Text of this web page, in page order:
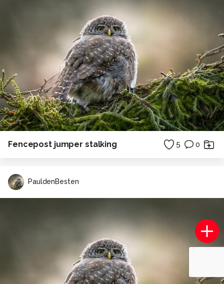
Fencepost jumper stalking 5 0
PauldenBesten